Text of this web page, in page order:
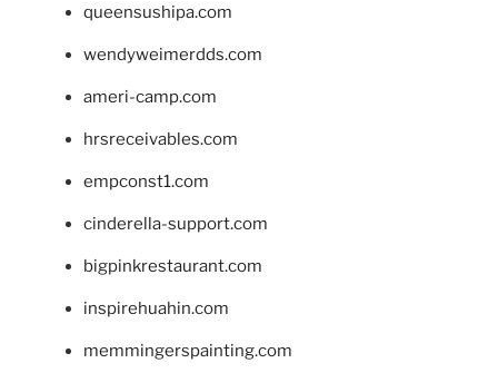
queensushipa.com
wendyweimerdds.com
ameri-camp.com
hrsreceivables.com
empconst1.com
cinderella-support.com
bigpinkrestaurant.com
inspirehuahin.com
memmingerspainting.com